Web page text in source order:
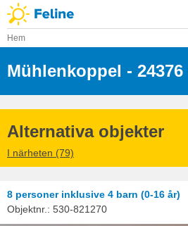
Hem
Mühlenkoppel - 24376
Alternativa objekter
I närheten (79)
8 personer inklusive 4 barn (0-16 år)
Objektnr.: 530-821270